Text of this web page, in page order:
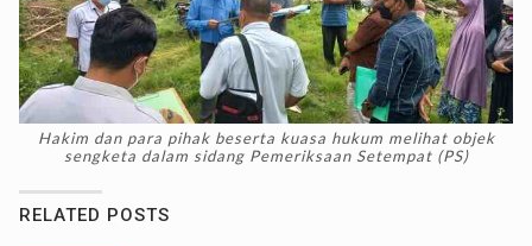
Hakim dan para pihak beserta kuasa hukum melihat objek
sengketa dalam sidang Pemeriksaan Setempat (PS)
RELATED POSTS